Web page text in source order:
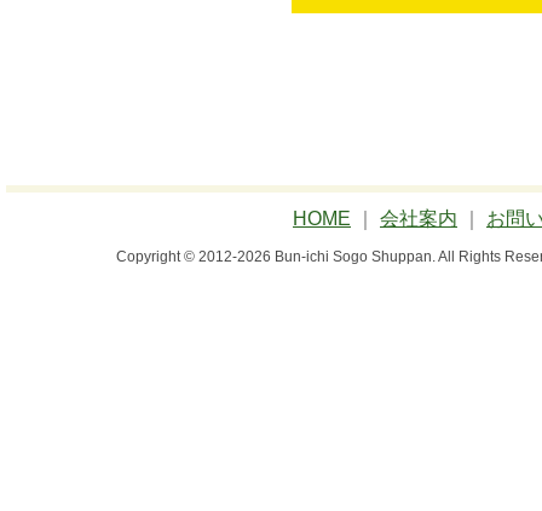
HOME 会社案内 お問
Copyright © 2012-2026 Bun-ichi Sogo Shuppan. All Rights